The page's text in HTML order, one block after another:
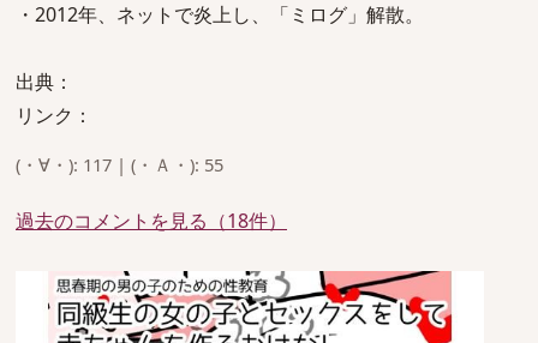
・2012年、ネットで炎上し、「ミログ」解散。
出典：
リンク：
(・∀・): 117 | (・Ａ・): 55
過去のコメントを見る（18件）